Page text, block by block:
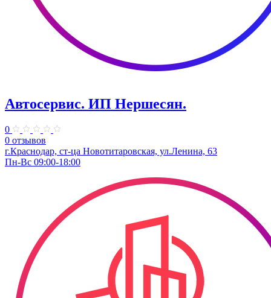
Автосервис. ИП Нершесян.
0
0 отзывов
г.Краснодар, ст-ца Новотитаровская, ул.Ленина, 63
Пн-Вс 09:00-18:00